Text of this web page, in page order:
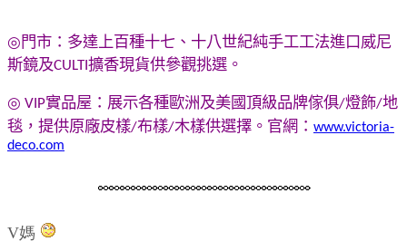
◎門市：多達上百種十七、十八世紀純手工工法進口 威尼
斯鏡及CULTI 擴香現貨供參觀挑選。
◎ VIP實品屋：展示各種歐洲及美國頂級品牌傢俱/燈飾/地
毯，提供原廠皮樣/布樣/木樣供選擇。 官網： www.victoria-
deco.com
V媽